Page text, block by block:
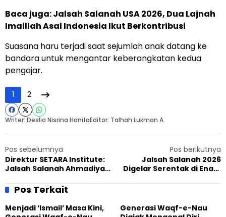
Baca juga:Jalsah Salanah USA 2026, Dua Lajnah
Imaillah Asal Indonesia Ikut Berkontribusi
Suasana haru terjadi saat sejumlah anak datang ke
bandara untuk mengantar keberangkatan kedua
pengajar.
1 2
Writer: Deslia Nisrina HanifaEditor: Talhah Lukman A
Pos sebelumnya
Direktur SETARA Institute:
Jalsah Salanah Ahmadiyah
Publik dan Kebebasan
Beragama
Pos berikutnya
Jalsah Salanah 2026
Digelar Serentak di Enam
Agama sebagai Solusi bagi
Pos Terkait
Menjadi ‘Ismail’ Masa Kini,
Generasi Waqf-e-Nau